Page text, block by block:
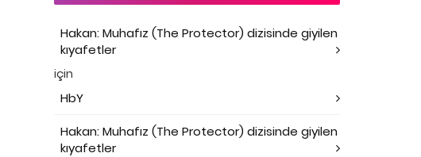
Hakan: Muhafız (The Protector) dizisinde giyilen
kıyafetler
için
HbY
Hakan: Muhafız (The Protector) dizisinde giyilen
kıyafetler